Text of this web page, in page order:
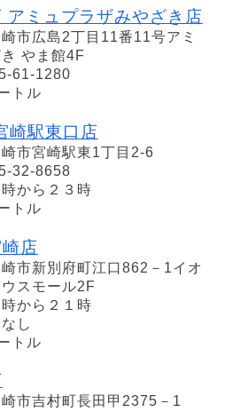
アミュプラザみやざき店
市広島2丁目11番11号アミ
やま館4F
61-1280
トル
崎駅東口店
市宮崎駅東1丁目2-6
32-8658
から２３時
トル
店
市新別府町江口862－1イオ
スモール2F
から２１時
し
トル
市吉村町長田甲2375－1